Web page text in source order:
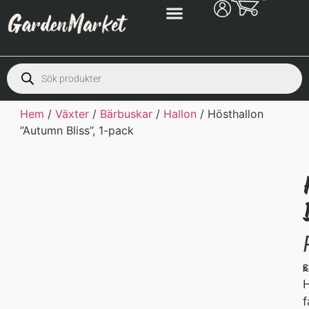
Hem /Växter / Bärbuskar / Hallon / Hösthallon
”Autumn Bliss”, 1-pack